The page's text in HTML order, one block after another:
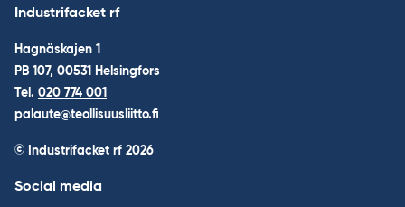
Industrifacket rf
Hagnäskajen 1
PB 107, 00531 Helsingfors
Tel. 020 774 001
palaute@teollisuusliitto.fi
© Industrifacket rf 2026
Social media